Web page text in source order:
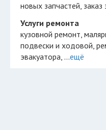
новых запчастей заказ
Услуги ремонта
кузовной ремонт,
подвески и ходовой,
эвакуатора, ...ещё